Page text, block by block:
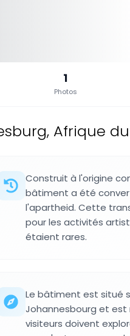
1
Photos
Afrique du
Construit à l'origine
bâtiment a été
l'apartheid. Cette
pour les activités
étaient rares.
Le bâtiment est situé
Johannesbourg et est
visiteurs doivent